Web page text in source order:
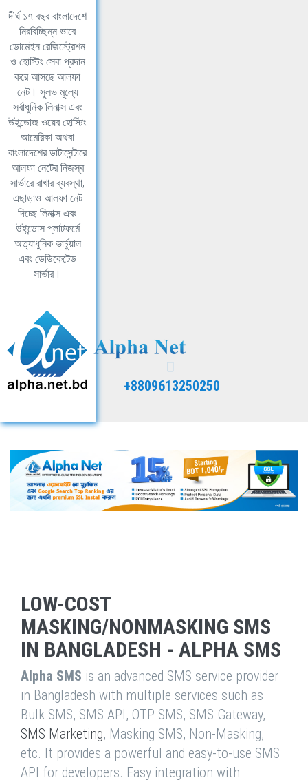
দীর্ঘ ১৭ বছর বাংলাদেশে
নিরবিচ্ছিন্ন ভাবে
ডোমেইন রেজিস্ট্রেশন
ও হোস্টিং সেবা প্রদান
করে আসছে আলফা
নেট। সুলভ মূল্যে
সর্বাধুনিক লিনাক্স এবং
উইন্ডোজ ওয়েব হোস্টিং
আমেরিকা অথবা
বাংলাদেশের ডাটাসেন্টারে
আলফা নেটের নিজস্ব
সার্ভারে রাখার ব্যবস্থা,
এছাড়াও আলফা নেট
দিচ্ছে লিনাক্স এবং
উইন্ডোস প্লাটফর্মে
অত্যাধুনিক ভার্চুয়াল
এবং ডেডিকেটেড
সার্ভার।
+8809613250250
LOW-COST
MASKING/NONMASKING SMS
IN BANGLADESH - ALPHA SMS
Alpha SMS is an advanced SMS service provider
in Bangladesh with multiple services such as
Bulk SMS, SMS API, OTP SMS, SMS Gateway,
SMS Marketing, Masking SMS, Non-Masking,
etc. It provides a powerful and easy-to-use SMS
API for developers. Easy integration with